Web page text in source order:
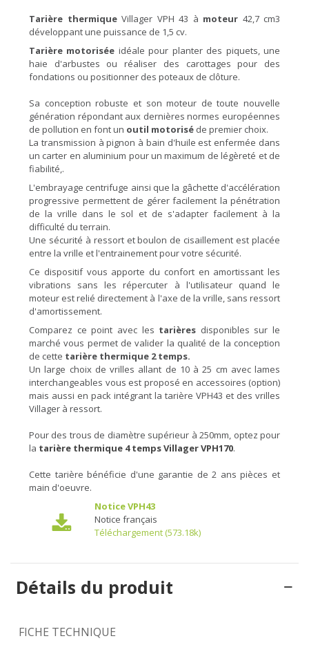
Tarière thermique Villager VPH 43 à moteur 42,7 cm3
développant une puissance de 1,5 cv.
Tarière motorisée idéale pour planter des piquets, une
haie d'arbustes ou réaliser des carottages pour des
fondations ou positionner des poteaux de clôture.
Sa conception robuste et son moteur de toute nouvelle
génération répondant aux dernières normes européennes
de pollution en font un outil motorisé de premier choix.
La transmission à pignon à bain d'huile est enfermée dans
un carter en aluminium pour un maximum de légèreté et de
fiabilité,.
L'embrayage centrifuge ainsi que la gâchette d'accélération
progressive permettent de gérer facilement la pénétration
de la vrille dans le sol et de s'adapter facilement à la
difficulté du terrain.
Une sécurité à ressort et boulon de cisaillement est placée
entre la vrille et l'entrainement pour votre sécurité.
Ce dispositif vous apporte du confort en amortissant les
vibrations sans les répercuter à l'utilisateur quand le
moteur est relié directement à l'axe de la vrille, sans ressort
d'amortissement.
Comparez ce point avec les tarières disponibles sur le
marché vous permet de valider la qualité de la conception
de cette tarière thermique 2 temps.
Un large choix de vrilles allant de 10 à 25 cm avec lames
interchangeables vous est proposé en accessoires (option)
mais aussi en pack intégrant la tarière VPH43 et des vrilles
Villager à ressort.
Pour des trous de diamètre supérieur à 250mm, optez pour
la tarière thermique 4 temps Villager VPH170.
Cette tarière bénéficie d'une garantie de 2 ans pièces et
main d'oeuvre.
Notice VPH43
Notice français
Téléchargement (573.18k)
Détails du produit
FICHE TECHNIQUE